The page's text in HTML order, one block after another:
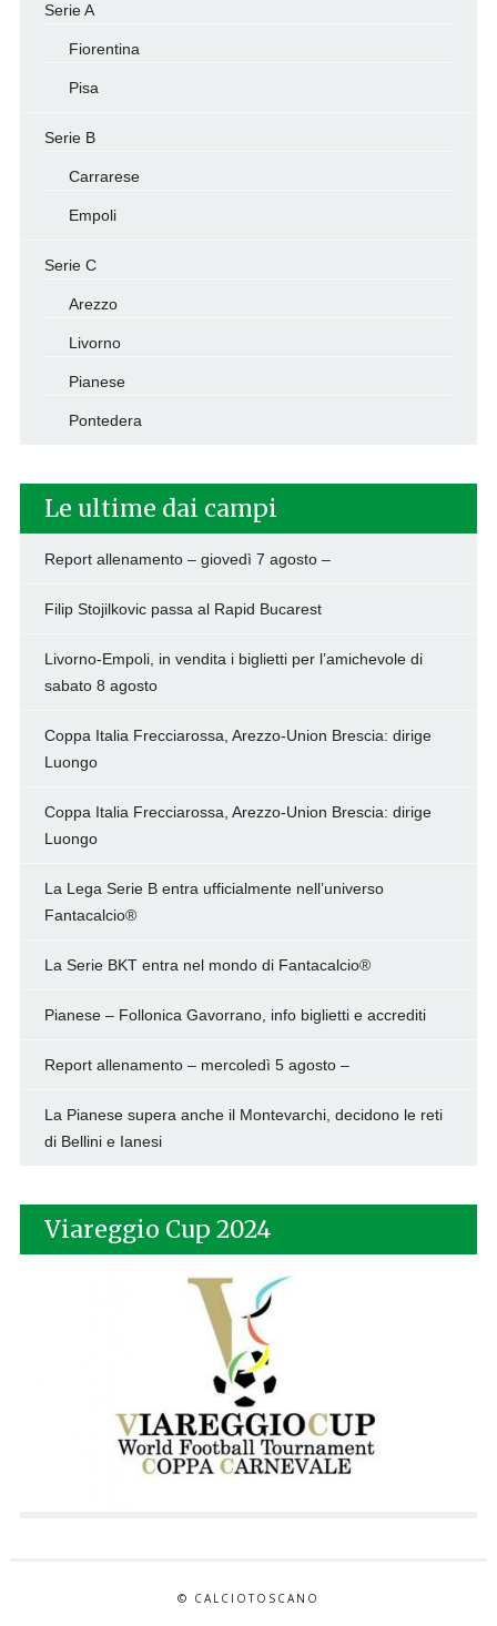
Serie A
Fiorentina
Pisa
Serie B
Carrarese
Empoli
Serie C
Arezzo
Livorno
Pianese
Pontedera
Le ultime dai campi
Report allenamento – giovedì 7 agosto –
Filip Stojilkovic passa al Rapid Bucarest
Livorno-Empoli, in vendita i biglietti per l’amichevole di
sabato 8 agosto
Coppa Italia Frecciarossa, Arezzo-Union Brescia: dirige
Luongo
Coppa Italia Frecciarossa, Arezzo-Union Brescia: dirige
Luongo
La Lega Serie B entra ufficialmente nell’universo
Fantacalcio®
La Serie BKT entra nel mondo di Fantacalcio®
Pianese – Follonica Gavorrano, info biglietti e accrediti
Report allenamento – mercoledì 5 agosto –
La Pianese supera anche il Montevarchi, decidono le reti
di Bellini e Ianesi
Viareggio Cup 2024
© CALCIOTOSCANO